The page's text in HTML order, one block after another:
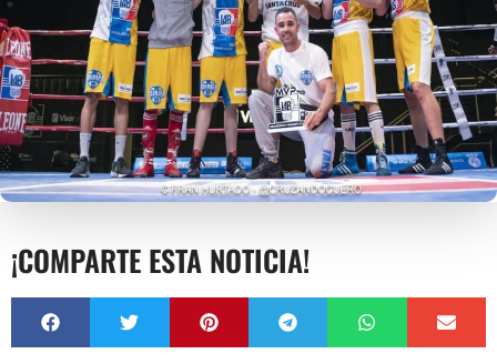
¡COMPARTE ESTA NOTICIA!